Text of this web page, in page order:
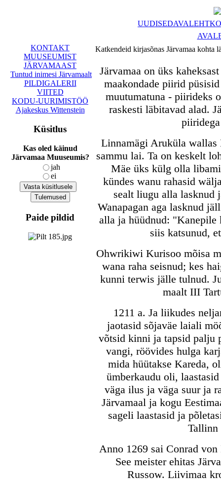
UUDISEDAVALEHT
KONTAKT
MUUSEUMIST
JÄRVAMAAST
Tuntud inimesi Järvamaalt
PILDIGALERII
VIITED
KODU-UURIMISTÖÖ
Ajakeskus Wittenstein
Küsitlus
Kas oled käinud
Järvamaa Muuseumis?
jah
ei
Paide pildid
Katkendeid kirjasõnas Järvamaa kohta
Järvamaa on üks
maakondade piirid
muutumatuna - piirideks
raskesti läbitavad alad.
Linnamägi Aruküla
sammu lai. Ta on keskelt
Mäe üks külg olla
kündes wanu rahasid
sealt liugu alla lasknud
Wanapagan aga lasknud
alla ja hüüdnud:
siis katsunud,
Ohwrikiwi Kurisoo mõisa
wana raha seisnud; kes
kunni terwis jälle tulnud.
maalt III
1211 a. Ja liikudes
jaotasid sõjaväe laiali
võtsid kinni ja tapsid palju
vangi, röövides hulga
mida hüütakse Kareda,
ümberkaudu oli,
väga ilus ja väga suur ja
Järvamaal ja kogu
sageli laastasid ja
Tallinn
Anno 1269 sai Conrad
See meister ehitas
Russow. Liivimaa